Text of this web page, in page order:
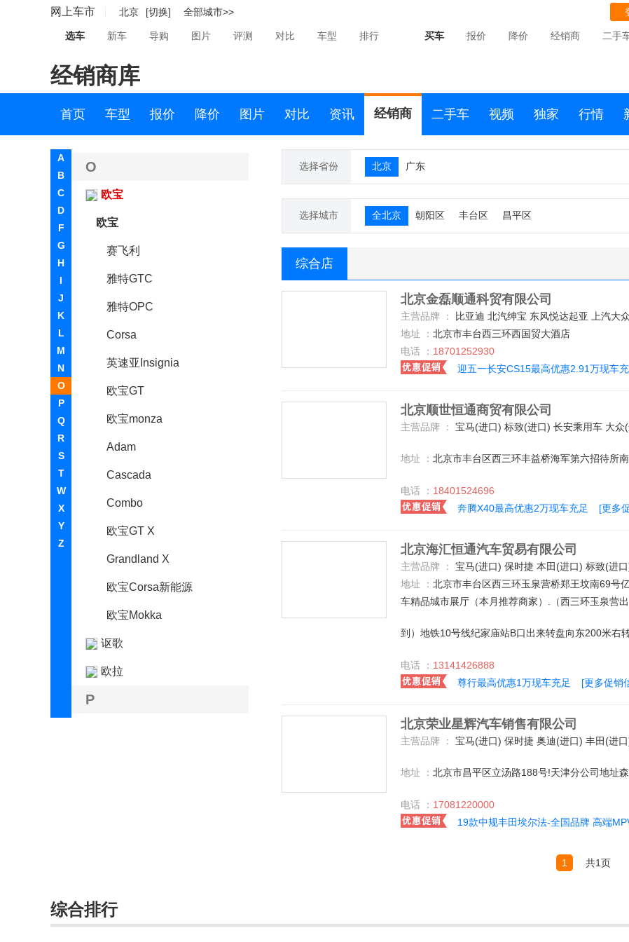
网上车市 北京 [切换] 全部城市>>
选车 新车 导购 图片 评测 对比 车型 排行 买车 报价 降价 经销商 二手
经销商库
首页 车型 报价 降价 图片 对比 资讯 经销商 二手车 视频 独家 行情
A
B
C
D
F
G
H
I
J
K
L
M
N
O
P
Q
R
S
T
W
X
Y
Z
哪吒汽车
纳智捷
NEVS国能汽车
O
欧宝
欧宝
赛飞利
雅特GTC
雅特OPC
Corsa
英速亚Insignia
欧宝GT
欧宝monza
Adam
Cascada
Combo
欧宝GT X
Grandland X
欧宝Corsa新能源
欧宝Mokka
讴歌
欧拉
P
乔治巴顿
选择省份 北京 广东
选择城市 全北京 朝阳区 丰台区 昌平区
综合店
北京金磊顺通科贸有限公司
主营品牌 ：
比亚迪 北汽绅宝 东风悦达起亚 上汽大众 一汽-大众 一汽丰田 一汽奥迪 长安福特 哈弗汽车 广汽传祺 宝骏汽车 江淮汽车 长安乘用车 东风本田 广汽本田 北京现代 东风日产 上汽通用五菱 中兴 三菱(进口) 奇瑞汽车 东风裕隆 陆风 力帆汽车 猎豹汽车 凯迪拉克(国产) 一汽马自达 长安马自达 捷豹 奇瑞捷豹路虎 黄海 一汽海马 海马郑州 北汽威旺 北京汽车 东风风神 郑州日产 东风汽车 长城 东风标致 东风风光 东风风行 东风启辰 东风小康 金杯 华晨华瑞 华泰汽车 莲花汽车 开瑞 长安铃木 昌河铃木 众泰 野马汽车 一汽奔腾 别克 昌河 北
地址 ： 北京市丰台西三环西国贸大酒店
电话 ： 18701252930
迎五一长安CS15最高优惠2.91万现车
北京顺世恒通商贸有限公司
主营品牌 ： 宝马(进口) 标致(进口) 长安乘用车 大众(进口) 奥迪(进口) 东南汽车 菲亚特(进口) 丰田(进口) 东风日产 比亚迪 福特(进口) Jeep 东风悦达起亚 凯迪拉克(进口) 奔驰(进口) 欧宝 起亚(进口) 日产(进口) 别克 沃尔沃(进口) 英菲尼迪 现代(进口) 雪佛兰(进口) 一汽奥迪 陆风 北京现代 上汽通用五菱 雪佛兰 上汽荣威 华晨宝马 一汽丰田 上汽大众 一汽-大众 东风标致 凯迪拉克(国产) 沃尔沃 一汽海马 北京奔驰 广汽本田 东风本田 别克(进口) 长安福特 江铃福特 广汽丰田 郑州日产 一汽奔腾 广汽传祺 福建奔驰 宝骏汽车 北京 BMW i 长安商用车 北汽威旺 海马郑州 广汽菲亚特 观致 奔驰-AMG 哈弗汽
地址 ： 北京市丰台区西三环丰益桥海军第六招待所
电话 ： 18401524696
奔腾X40最高优惠2万现车充足
[更多
北京海汇恒通汽车贸易有限公司
主营品牌 ：
宝马(进口) 保时捷 本田(进口) 标致(进口) 昌河 长安乘用车 长安铃木 大众(进口) 道奇(进口) 奥迪(进口) 东风小康 东南汽车 菲亚特(进口) 丰田(进口) 东风日产 比亚迪 福特(进口) 北汽福田 红旗 吉利汽车 Jeep 东风悦达起亚 捷豹 凯迪拉克(进口) 克莱斯勒 雷诺 猎豹汽车 林肯 雷克萨斯 路虎 马自达(进口) 玛莎拉蒂 奔驰(进口) 欧宝 奇瑞汽车 起亚(进口) 日产(进口) 三菱(进口) 别克 金杯 斯柯达(进口) 哈飞 沃尔沃(进口) 英菲尼迪 天津一汽 现代(进口) 雪佛兰(进口) 雪铁龙(进口) 一汽奥迪 中华 中兴 东风雪铁龙 陆风 长城 北京现代 上汽通用五菱 雪佛兰 江淮汽车 上汽荣威 华晨宝马 一汽丰田 上汽大众 一汽-大众 东风标致 斯巴鲁 凯迪拉克(国产) 福迪 广汽吉奥 众泰 沃尔沃 一汽海马 讴歌 斯柯达 MINI MG 一汽吉林 莲花汽车 北京奔驰 广汽本田 东风本田 别克(进口) 长安福特 广汽三菱 东南三
地址 ： 北京市丰台区西三环玉泉营桥郑王坟南69号
车精品城市展厅（本月推荐商家）.（西三环玉泉营
到）地铁10号线纪家庙站B口出来转盘向东200米右
电话 ： 13141426888
尊行最高优惠1万现车充足
[更多促销
北京荣业星辉汽车销售有限公司
主营品牌 ： 宝马(进口) 保时捷 奥迪(进口) 丰田(进口) 福特(进口) 捷豹 路虎 玛莎拉蒂 奔驰(进口) 沃尔沃(进口) 一汽丰田 福建奔驰 乔治巴顿 宾利 阿斯顿-马丁 法拉利 奔驰-AMG 奔驰-迈巴赫 劳斯莱斯 巴博斯 BMW i 宝马M GMC 道奇(进口) 兰博基尼 迈巴赫 一汽奥迪 林肯 特斯拉-TESLA 凯迪拉克(进口) 广汽丰田 大众(进口) 雷克萨斯 Jeep 北京 一汽奔腾 北汽绅宝 雪佛兰(进口) 华晨宝马 ALPINA 北汽银翔 宝骏汽车 宝沃汽车 北汽威旺 北汽新能源 日产(进口) 东风悦达起亚 奇瑞捷豹路虎 比亚迪 长城 郑州日产 东风风神 广汽传祺 北汽福田 郑州日产（东风风度） 杜卡迪 哈弗汽车 长安福特 北京奔驰 华泰汽车 成功汽车 吉利汽车
地址 ： 北京市昌平区立汤路188号!天津分公司地址
电话 ： 17081220000
19款中规丰田埃尔法-全国品牌 高端
1 共1页
综合排行